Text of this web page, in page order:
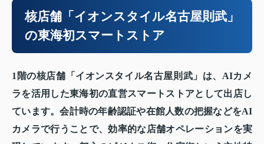
核店舗「イオンスタイル名古屋則武」
の東海初スマートストア
1階の核店舗「イオンスタイル名古屋則武」は、AIカメ
ラを活用した東海初の直営スマートストアとして出店し
ています。会計時の年齢認証や在館人数の把握などをAI
カメラで行うことで、効率的な店舗オペレーションを実